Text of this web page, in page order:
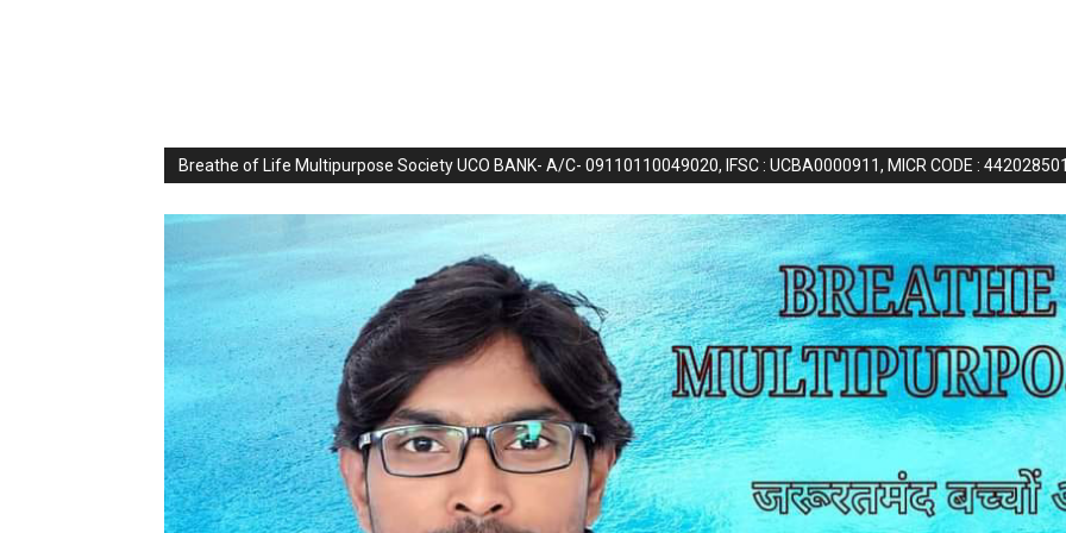
Breathe of Life Multipurpose Society UCO BANK- A/C- 09110110049020, IFSC : UCBA0000911, MICR CODE :